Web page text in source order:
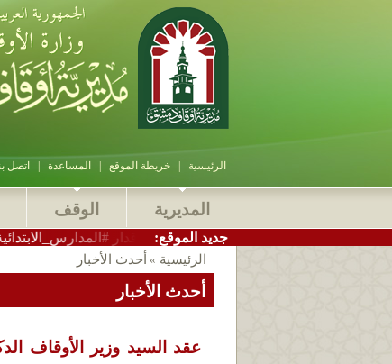
الرئيسية |خريطة الموقع المساعدة اتصل
المديرية الوقف
الاستاذ سامر بيرقدار #المدارس_الابتدائية_الشرعية
:جديد الموقع
الرئيسية » أحدث الأخبار
أحدث الأخبار
عقد السيد وزير الأوقاف